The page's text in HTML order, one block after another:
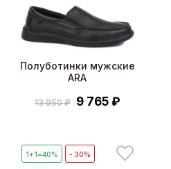
Полуботинки мужские
ARA
13 950 ₽ 9 765 ₽
1+1=40% - 30%